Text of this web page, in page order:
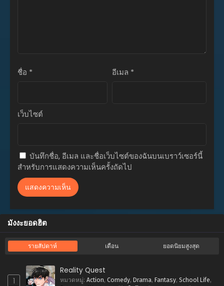
ตอนที่ 23
กุมภาพันธ์ 14, 2026
ตอนที่ 21
กุมภาพันธ์ 14, 2026
ตอนที่ 19
มกราคม 24, 2026
มกราคม 19, 2026
ชื่อ * อีเมล *
เว็บไซต์
บันทึกชื่อ, อีเมล และชื่อเว็บไซต์ของฉันบนเบราว์เซอร์นี้
สำหรับการแสดงความเห็นครั้งถัดไป
มังงะยอดฮิต
รายสัปดาห์ เดือน ยอดนิยมสูงสุด
1
Reality Quest
หมวดหมู่: Action, Comedy, Drama, Fantasy, School Life,